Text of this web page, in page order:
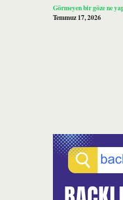
Görmeyen bir göze ne
Temmuz 17, 2026